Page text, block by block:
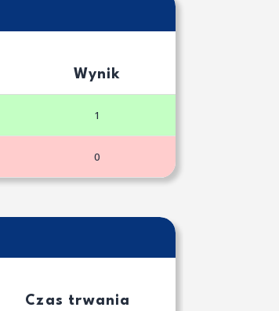
Wynik
1
0
Czas trwania